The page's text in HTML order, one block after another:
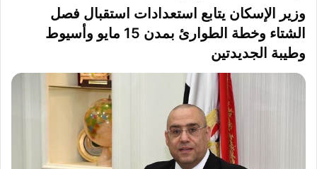
وزير الإسكان يتابع استعدادات استقبال فصل
الشتاء وخطة الطوارئ بمدن 15 مايو وأسيوط
وطيبة الجديدتين